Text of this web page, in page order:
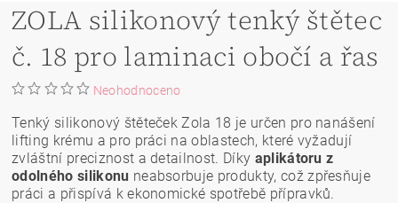
ZOLA silikonový tenký štětec
č. 18 pro laminaci obočí a řas
Neohodnoceno
Tenký silikonový štěteček Zola 18 je určen pro nanášení
lifting krému a pro práci na oblastech, které vyžadují
zvláštní preciznost a detailnost. Díky aplikátoru z
odolného silikonu neabsorbuje produkty, což zpřesňuje
práci a přispívá k ekonomické spotřebě přípravků.